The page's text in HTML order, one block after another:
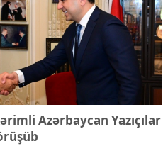
Azərbaycan Yazıçılar